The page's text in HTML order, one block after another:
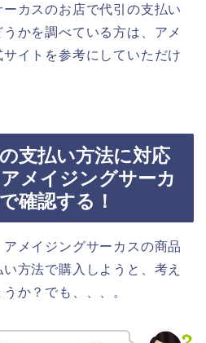
カスのお店で代引の支払い
かを調べている方は、アメ
イトを参考にしていただけ
支払い方法に対応
メイジングサーカ
確認する！
メイジングサーカスの商品
方法で購入しようと、考え
か？でも、、、。